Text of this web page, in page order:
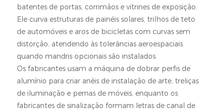
batentes de portas, corrimãos e vitrines de exposição.
Ele curva estruturas de painéis solares, trilhos de teto
de automóveis e aros de bicicletas com curvas sem
distorção, atendendo às tolerâncias aeroespaciais
quando mandris opcionais são instalados.
Os fabricantes usam a máquina de dobrar perfis de
alumínio para criar anéis de instalação de arte, treliças
de iluminação e pernas de móveis, enquanto os
fabricantes de sinalização formam letras de canal de